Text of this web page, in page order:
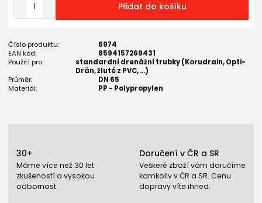
Přidat do košíku
Číslo produktu:
6974
EAN kód:
8594157269431
Použití pro:
standardní drenážní trubky (Korudrain, Opti-
Drän, žluté z PVC, ...)
Průměr:
DN 65
Materiál:
PP - Polypropylen
30+
Máme více než 30 let
zkušeností a vysokou
odbornost.
Doručení v ČR a SR
Veškeré zboží vám doručíme
kamkoliv v ČR a SR. Cenu
dopravy víte ihned.